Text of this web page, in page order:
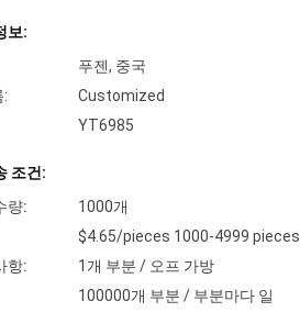
보:
푸젠, 중국
:
Customized
YT6985
조건:
량:
1000개
$4.65/pieces 1000-4999 pieces
항:
1개 부분 / 오프 가방
100000개 부분 / 부분마다 일